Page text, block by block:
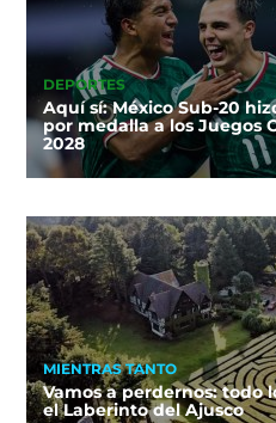
DEPORTES
Aquí sí: México Sub-20
por medalla a los Juegos
2028
MIENTRAS TANTO
Vamos a perdernos: todo
el Laberinto del Ajusco